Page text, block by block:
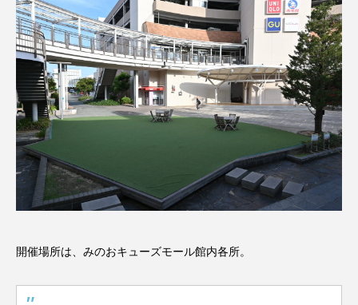
開催場所は、みのおキューズモール館内各所。